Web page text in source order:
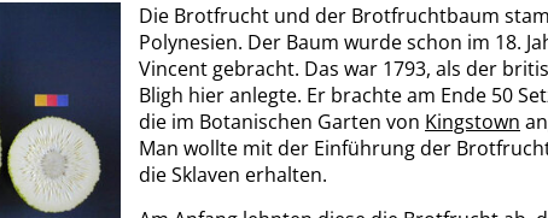
Die Brotfrucht und der Brotfruchtbaum
Polynesien. Der Baum wurde schon im 18.
Vincent gebracht. Das war 1793, als der
Bligh hier anlegte. Er brachte am Ende 50
die im Botanischen Garten von Kingstown
Man wollte mit der Einführung der
die Sklaven erhalten.